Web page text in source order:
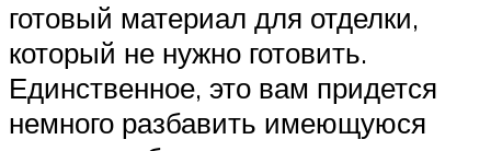
готовый материал для отделки,
который не нужно готовить.
Единственное, это вам придется
немного разбавить имеющуюся